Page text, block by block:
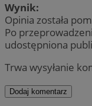
Wynik:
Opinia została
Po
udostępniona
Trwa wysyłanie
Dodaj komentarz